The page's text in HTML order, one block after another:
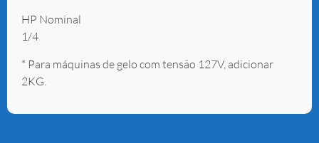
HP Nominal
1/4
* Para máquinas de gelo com tensão 127V, adicionar
2KG.